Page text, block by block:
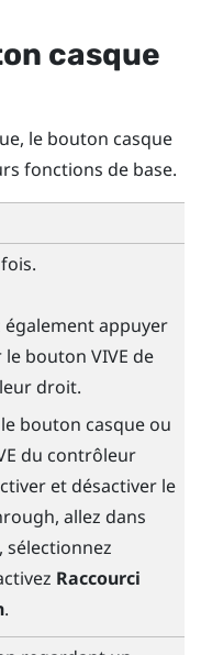
casque
le bouton casque
fonctions de base.
également appuyer
le bouton VIVE de
droit.
bouton casqueou
du contrôleur
et désactiver le
allez dans
sélectionnez
Raccourci
.